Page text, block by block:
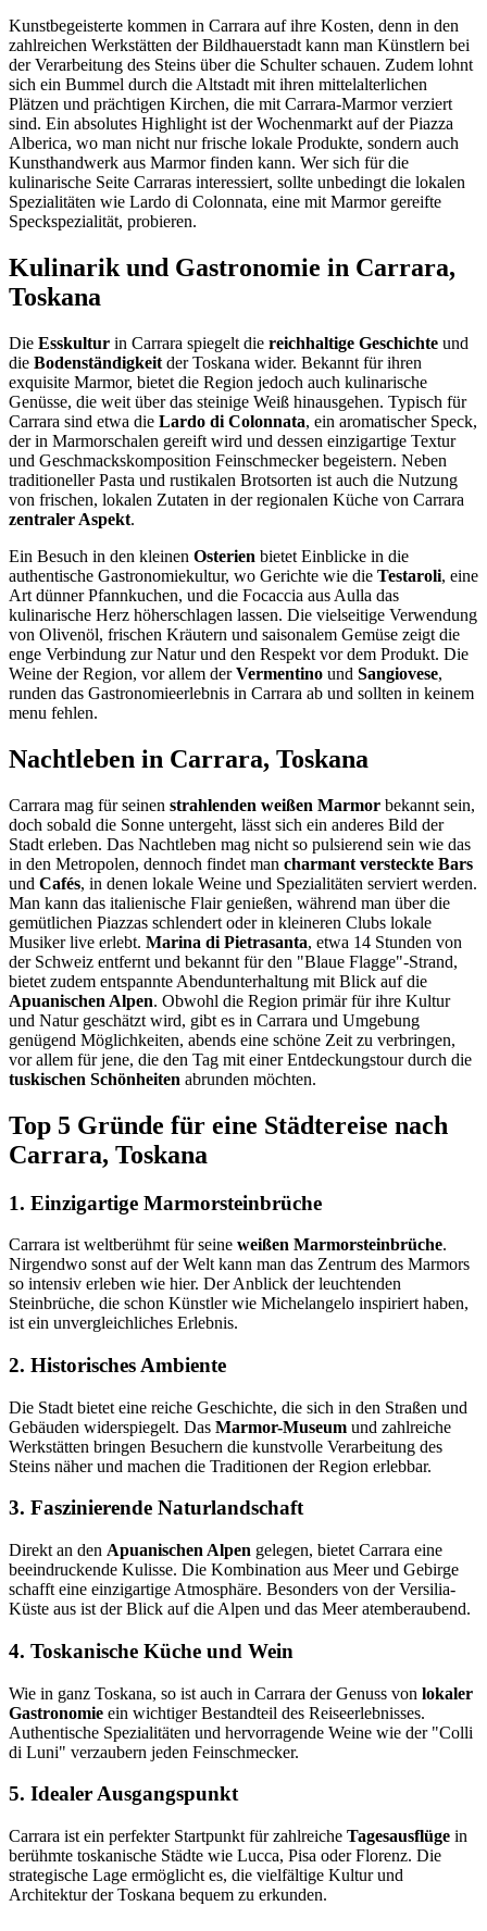
Kunstbegeisterte kommen in Carrara auf ihre Kosten, denn in den
zahlreichen Werkstätten der Bildhauerstadt kann man Künstlern bei
der Verarbeitung des Steins über die Schulter schauen. Zudem lohnt
sich ein Bummel durch die Altstadt mit ihren mittelalterlichen
Plätzen und prächtigen Kirchen, die mit Carrara-Marmor verziert
sind. Ein absolutes Highlight ist der Wochenmarkt auf der Piazza
Alberica, wo man nicht nur frische lokale Produkte, sondern auch
Kunsthandwerk aus Marmor finden kann. Wer sich für die
kulinarische Seite Carraras interessiert, sollte unbedingt die lokalen
Spezialitäten wie Lardo di Colonnata, eine mit Marmor gereifte
Speckspezialität, probieren.
Kulinarik und Gastronomie in Carrara,
Toskana
Die Esskultur in Carrara spiegelt die reichhaltige Geschichte und
die Bodenständigkeit der Toskana wider. Bekannt für ihren
exquisite Marmor, bietet die Region jedoch auch kulinarische
Genüsse, die weit über das steinige Weiß hinausgehen. Typisch für
Carrara sind etwa die Lardo di Colonnata, ein aromatischer Speck,
der in Marmorschalen gereift wird und dessen einzigartige Textur
und Geschmackskomposition Feinschmecker begeistern. Neben
traditioneller Pasta und rustikalen Brotsorten ist auch die Nutzung
von frischen, lokalen Zutaten in der regionalen Küche von Carrara
zentraler Aspekt.
Ein Besuch in den kleinen Osterien bietet Einblicke in die
authentische Gastronomiekultur, wo Gerichte wie die Testaroli, eine
Art dünner Pfannkuchen, und die Focaccia aus Aulla das
kulinarische Herz höherschlagen lassen. Die vielseitige Verwendung
von Olivenöl, frischen Kräutern und saisonalem Gemüse zeigt die
enge Verbindung zur Natur und den Respekt vor dem Produkt. Die
Weine der Region, vor allem derVermentino und Sangiovese,
runden das Gastronomieerlebnis in Carrara ab und sollten in keinem
menu fehlen.
Nachtleben in Carrara, Toskana
Carrara mag für seinen strahlenden weißen Marmor bekannt sein,
doch sobald die Sonne untergeht, lässt sich ein anderes Bild der
Stadt erleben. Das Nachtleben mag nicht so pulsierend sein wie das
in den Metropolen, dennoch findet man charmant versteckte Bars
und Cafés, in denen lokale Weine und Spezialitäten serviert werden.
Man kann das italienische Flair genießen, während man über die
gemütlichen Piazzas schlendert oder in kleineren Clubs lokale
Musiker live erlebt. Marina di Pietrasanta, etwa 14 Stunden von
der Schweiz entfernt und bekannt für den "Blaue Flagge"-Strand,
bietet zudem entspannte Abendunterhaltung mit Blick auf die
Apuanischen Alpen. Obwohl die Region primär für ihre Kultur
und Natur geschätzt wird, gibt es in Carrara und Umgebung
genügend Möglichkeiten, abends eine schöne Zeit zu verbringen,
vor allem für jene, die den Tag mit einer Entdeckungstour durch die
tuskischen Schönheiten abrunden möchten.
Top 5 Gründe für eine Städtereise nach
Carrara, Toskana
1. Einzigartige Marmorsteinbrüche
Carrara ist weltberühmt für seine weißen Marmorsteinbrüche.
Nirgendwo sonst auf der Welt kann man das Zentrum des Marmors
so intensiv erleben wie hier. Der Anblick der leuchtenden
Steinbrüche, die schon Künstler wie Michelangelo inspiriert haben,
ist ein unvergleichliches Erlebnis.
2. Historisches Ambiente
Die Stadt bietet eine reiche Geschichte, die sich in den Straßen und
Gebäuden widerspiegelt. Das Marmor-Museum und zahlreiche
Werkstätten bringen Besuchern die kunstvolle Verarbeitung des
Steins näher und machen die Traditionen der Region erlebbar.
3. Faszinierende Naturlandschaft
Direkt an den Apuanischen Alpen gelegen, bietet Carrara eine
beeindruckende Kulisse. Die Kombination aus Meer und Gebirge
schafft eine einzigartige Atmosphäre. Besonders von der Versilia-
Küste aus ist der Blick auf die Alpen und das Meer atemberaubend.
4. Toskanische Küche und Wein
Wie in ganz Toskana, so ist auch in Carrara der Genuss von lokaler
Gastronomie ein wichtiger Bestandteil des Reiseerlebnisses.
Authentische Spezialitäten und hervorragende Weine wie der "Colli
di Luni" verzaubern jeden Feinschmecker.
5. Idealer Ausgangspunkt
Carrara ist ein perfekter Startpunkt für zahlreiche Tagesausflüge in
berühmte toskanische Städte wie Lucca, Pisa oder Florenz. Die
strategische Lage ermöglicht es, die vielfältige Kultur und
Architektur der Toskana bequem zu erkunden.